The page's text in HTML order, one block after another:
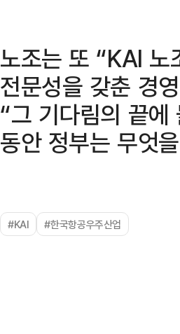
노조는 또 “KAI 노
전문성을 갖춘 경
“그 기다림의 끝
동안 정부는 무엇
#KAI #한국항공우주산업